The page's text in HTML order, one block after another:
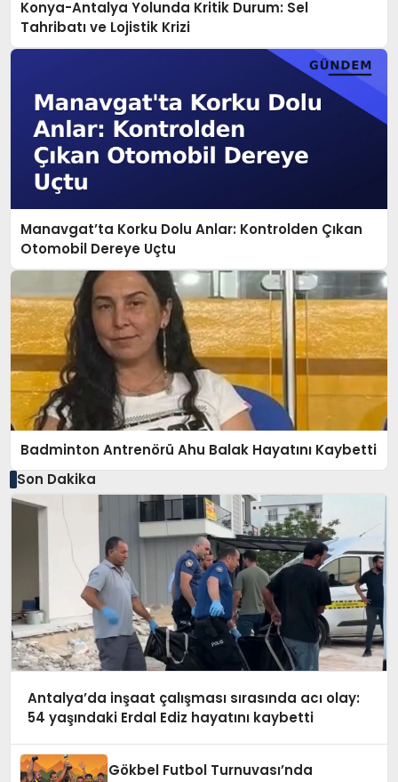
Konya-Antalya Yolunda Kritik Durum: Sel
Tahribatı ve Lojistik Krizi
Manavgat’ta Korku Dolu Anlar: Kontrolden Çıkan
Otomobil Dereye Uçtu
Badminton Antrenörü Ahu Balak Hayatını Kaybetti
Son Dakika
Antalya’da inşaat çalışması sırasında acı olay:
54 yaşındaki Erdal Ediz hayatını kaybetti
Gökbel Futbol Turnuvası’nda